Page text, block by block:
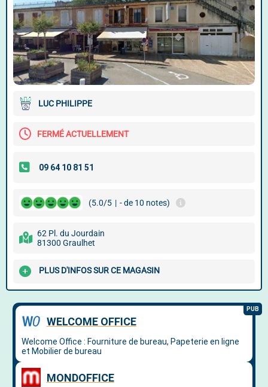
LUC PHILIPPE
FERMÉ ACTUELLEMENT
(5.0/5 | - de 10 notes)
62 Pl. du Jourdain
81300 Graulhet
PLUS D'INFOS SUR CE MAGASIN